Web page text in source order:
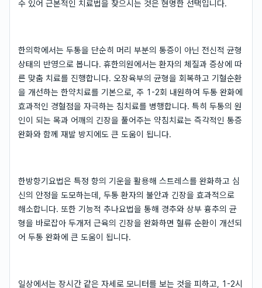
수 있어 근본적인 치료법을 찾으시는 것은 현명한 선택입니다.
한의학에서는 두통을 단순히 머리 부분의 통증이 아닌 전신적 균형
상태의 반영으로 봅니다. 휴한의원에서는 환자의 체질과 증상에 따
른 맞춤 치료를 진행합니다. 오장육부의 균형을 회복하고 기혈순환
을 개선하는 한약치료를 기본으로, 주 1-2회 내원하여 두통 완화에
효과적인 경혈점을 자극하는 침치료를 병행합니다. 특히 두통의 원
인이 되는 목과 어깨의 긴장을 풀어주는 약침치료는 즉각적인 통증
완화와 함께 재발 방지에도 큰 도움이 됩니다.
한방향기요법은 특정 향의 기운을 활용해 스트레스를 완화하고 심
신의 안정을 도모하는데, 두통 환자의 불안과 긴장을 효과적으로
해소합니다. 또한 기능적 추나요법을 통해 경추와 상부 흉추의 균
형을 바로잡아 두개저 근육의 긴장을 완화하면 혈류 순환이 개선되
어 두통 완화에 큰 도움이 됩니다.
일상에서는 장시간 같은 자세로 모니터를 보는 것을 피하고, 1-2시